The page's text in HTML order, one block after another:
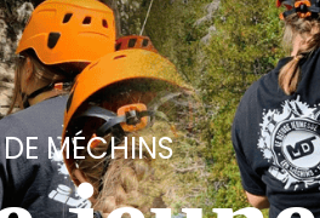
DE MÉCHINS